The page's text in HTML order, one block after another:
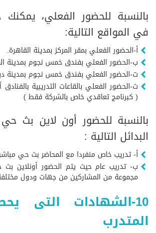
بالنسبة للحضور الفعلي، يمكنك
في المواقع التالية:
أ-الحضور الفعلي بمقر المركز بمدينة القاهرة.
ب-الحضور الفعلي بفندق خمس نجوم بمدينة
ت-الحضور الفعلي بفندق خمس نجوم بمدينة
ث-الحضور الفعلي بالقاعات التدريبية
( كبرنامج تعاقدي خاص بالشركة فقط )
بالنسبة للحضور أون لاين بث
البدائل التالية :
أ- تدريب خاص منفردا مع المحاضر بث حي مباشر
ب- تدريب عام حيث يتم الحضور أونلاين
مجموعة من المشاركين من جهات ودول
10-الشهادات التى
المتدرب